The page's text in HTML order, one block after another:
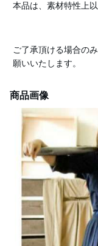
本品は、素材特性上
ご了承頂ける場合の
願いいたします。
商品画像